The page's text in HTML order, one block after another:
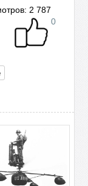
2 787
0